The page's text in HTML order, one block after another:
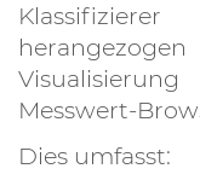
Messwert-
Dies umfasst: